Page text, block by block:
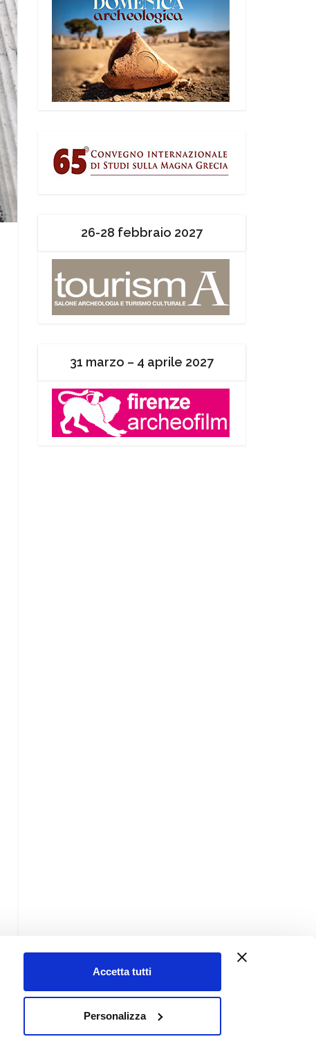
Accetta tutti
Personalizza
26-28 febbraio 2027
31 marzo – 4 aprile 2027
Chi siamo